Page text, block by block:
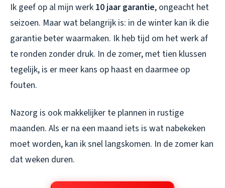
Ik geef op al mijn werk 10 jaar garantie, ongeacht het
seizoen. Maar wat belangrijk is: in de winter kan ik die
garantie beter waarmaken. Ik heb tijd om het werk af
te ronden zonder druk. In de zomer, met tien klussen
tegelijk, is er meer kans op haast en daarmee op
fouten.
Nazorg is ook makkelijker te plannen in rustige
maanden. Als er na een maand iets is wat nabekeken
moet worden, kan ik snel langskomen. In de zomer kan
dat weken duren.